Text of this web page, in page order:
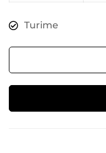
Turime